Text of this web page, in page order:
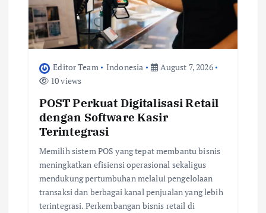
Editor Team Indonesia
August 7, 2026
10 views
POST Perkuat Digitalisasi Retail
dengan Software Kasir
Terintegrasi
Memilih sistem POS yang tepat membantu bisnis
meningkatkan efisiensi operasional sekaligus
mendukung pertumbuhan melalui pengelolaan
transaksi dan berbagai kanal penjualan yang lebih
terintegrasi. Perkembangan bisnis retail di